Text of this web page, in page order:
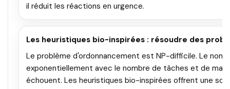
il réduit les réactions en urgence.
Les heuristiques bio-inspirées : résoudre des
Le problème d'ordonnancement est NP-difficile. Le
exponentiellement avec le nombre de tâches et de
échouent. Les heuristiques bio-inspirées offrent une